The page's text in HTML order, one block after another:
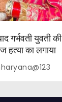
गर्भवती युवती की
हत्या का लगाया